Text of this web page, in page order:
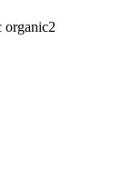
organic2